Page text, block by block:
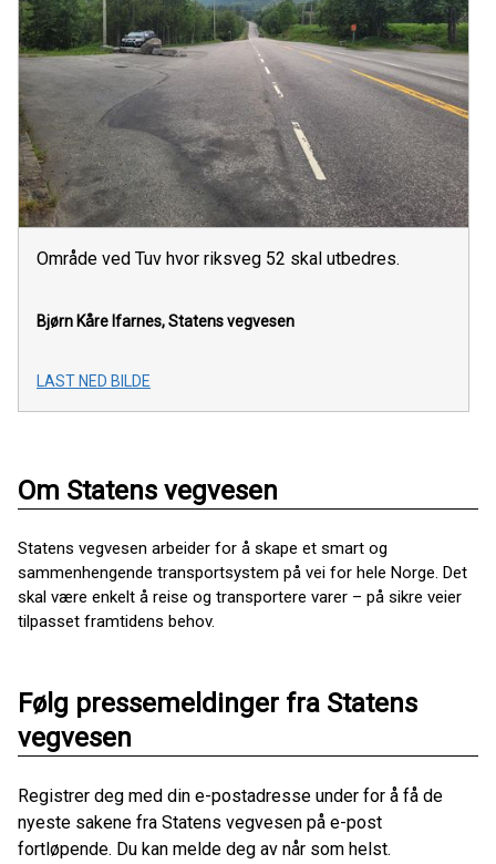
Område ved Tuv hvor riksveg 52 skal utbedres.
Bjørn Kåre Ifarnes, Statens vegvesen
LAST NED BILDE
Om Statens vegvesen
Statens vegvesen arbeider for å skape et smart og
sammenhengende transportsystem på vei for hele Norge. Det
skal være enkelt å reise og transportere varer – på sikre veier
tilpasset framtidens behov.
Følg pressemeldinger fra Statens
vegvesen
Registrer deg med din e-postadresse under for å få de
nyeste sakene fra Statens vegvesen på e-post
fortløpende. Du kan melde deg av når som helst.